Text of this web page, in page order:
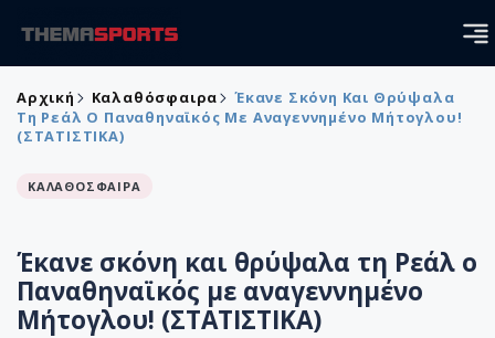
Αρχική Καλαθόσφαιρα
Έκανε Σκόνη Και Θρύψαλα
Τη Ρεάλ Ο Παναθηναϊκός Με Αναγεννημένο Μήτογλου!
(ΣΤΑΤΙΣΤΙΚΑ)
ΚΑΛΑΘΟΣΦΑΙΡΑ
Έκανε σκόνη και θρύψαλα τη Ρεάλ ο
Παναθηναϊκός με αναγεννημένο
Μήτογλου! (ΣΤΑΤΙΣΤΙΚΑ)